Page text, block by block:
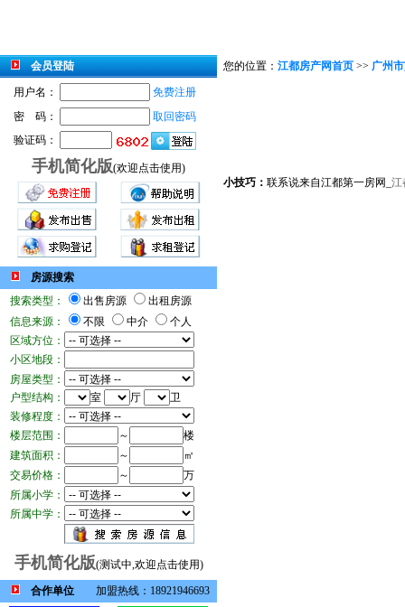
会员登陆
用户名：
免费注册
密 码：
取回密码
验证码：
手机简化版(欢迎点击使用)
房源搜索
搜索类型：
出售房源
出租房源
信息来源：
不限 中介
个人
区域方位：
小区地段：
房屋类型：
户型结构：
室 厅
卫
装修程度：
楼层范围：
～
楼
建筑面积：
～
㎡
交易价格：
～
万
所属小学：
所属中学：
手机简化版(测试中,欢迎点击使用)
合作单位 加盟热线：18921946693
您的位置： 江都房产网首页 >> 广州
小技巧： 联系说来自江都第一房网_ 江